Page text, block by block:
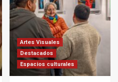
Artes Visuales
Destacados
Espacios culturales